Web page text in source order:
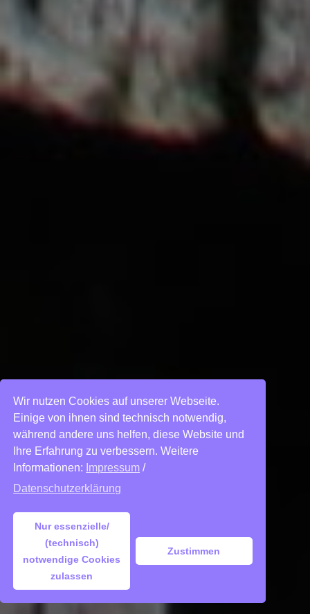
Wir nutzen Cookies auf unserer Webseite.
Einige von ihnen sind technisch notwendig,
während andere uns helfen, diese Website und
Ihre Erfahrung zu verbessern. Weitere
Informationen: Impressum /
Datenschutzerklärung
Nur essenzielle/
(technisch)
notwendige Cookies
zulassen
Zustimmen